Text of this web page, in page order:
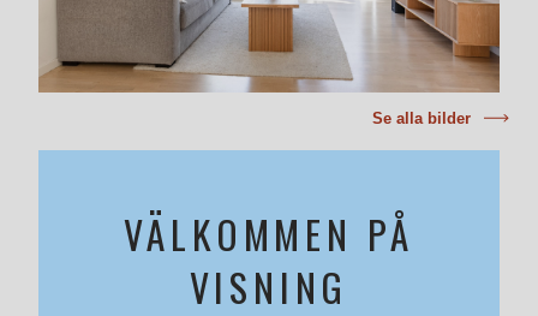
Se alla bilder
VÄLKOMMEN PÅ
VISNING